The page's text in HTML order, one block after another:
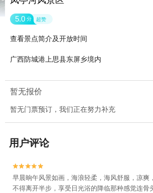
5.0 分 超赞
查看景点简介及开放时间
广西防城港上思县东屏乡境内
暂无报价
暂无门票预订，我们正在努力补充
用户评论


早晨晌午风景如画，海浪轻柔，海风舒服，凉爽
不得离开半步，享受日光浴的降临那种感觉连骨